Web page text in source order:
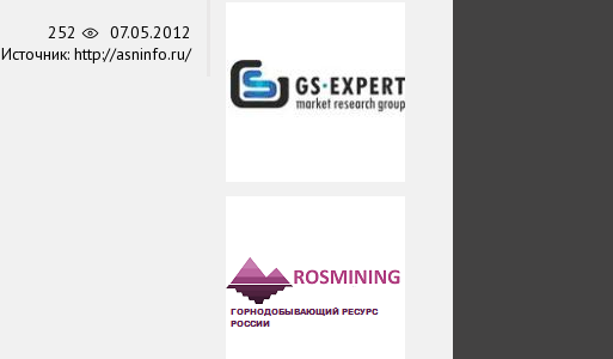
252
07.05.2012
Источник: http://asninfo.ru/